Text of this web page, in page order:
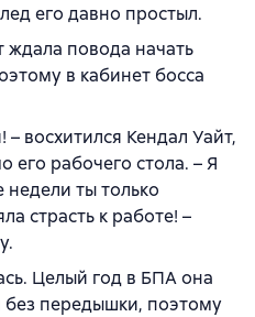
его давно простыл.
ждала повода начать
в кабинет босса
восхитился Кендал Уайт,
его рабочего стола. – Я
недели ты только
страсть к работе! –
Целый год в БПА она
без передышки, поэтому